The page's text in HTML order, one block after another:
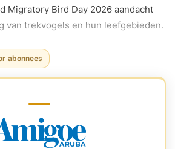
Migratory Bird Day 2026 aandacht
van trekvogels en hun leefgebieden.
abonnees